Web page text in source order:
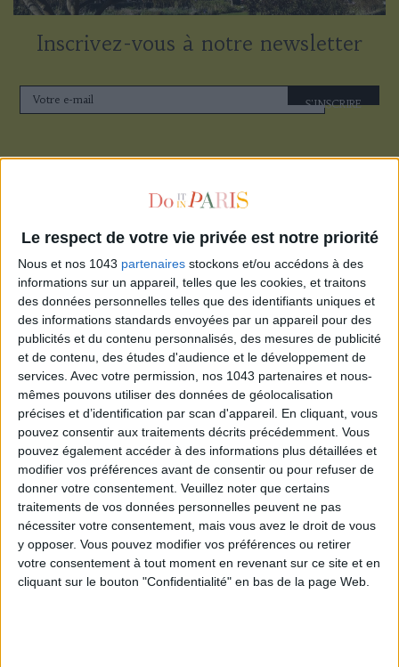
Le respect de votre vie privée est notre priorité
Nous et nos 1043 partenaires stockons et/ou accédons à des
informations sur un appareil, telles que les cookies, et traitons
des données personnelles telles que des identifiants uniques et
des informations standards envoyées par un appareil pour des
publicités et du contenu personnalisés, des mesures de publicité
et de contenu, des études d'audience et le développement de
services. Avec votre permission, nos 1043 partenaires et nous-
mêmes pouvons utiliser des données de géolocalisation
précises et d’identification par scan d'appareil. En cliquant, vous
pouvez consentir aux traitements décrits précédemment. Vous
pouvez également accéder à des informations plus détaillées et
modifier vos préférences avant de consentir ou pour refuser de
donner votre consentement. Veuillez noter que certains
traitements de vos données personnelles peuvent ne pas
nécessiter votre consentement, mais vous avez le droit de vous
y opposer. Vous pouvez modifier vos préférences ou retirer
votre consentement à tout moment en revenant sur ce site et en
cliquant sur le bouton "Confidentialité" en bas de la page Web.
Inscrivez-vous à notre newsletter
S'INSCRIRE
ADOPT PARFUMS RÉVOLUTIONNE LA PARFUMERIE MADE IN FRANCE À PETIT PRIX